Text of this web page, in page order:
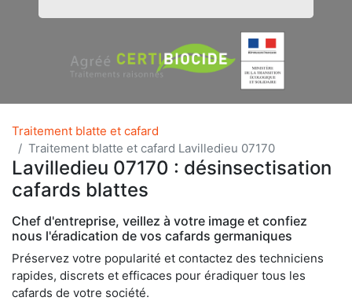
Traitement blatte et cafard
Traitement blatte et cafard Lavilledieu 07170
Lavilledieu 07170 : désinsectisation
cafards blattes
Chef d'entreprise, veillez à votre image et confiez
nous l'éradication de vos cafards germaniques
Préservez votre popularité et contactez des techniciens
rapides, discrets et efficaces pour éradiquer tous les
cafards de votre société.